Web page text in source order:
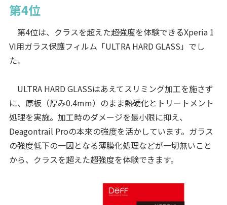
第4位
第4位は、クラスを超えた超強度を体験できるXperia 1
VI用ガラス保護フィルム「ULTRA HARD GLASS」でし
た。
ULTRA HARD GLASSはあえてスリミング加工を施さず
に、原板（厚み0.4mm）のまま熱硬化とトリートメント
処理を実施。加工時のダメージを最小限に抑え、
Deagontrail Proの本来の強度を活かしています。ガラス
の強度低下の一因となる薄膜化処理などが一切無いこと
から、クラスを超えた超強度を体験できます。